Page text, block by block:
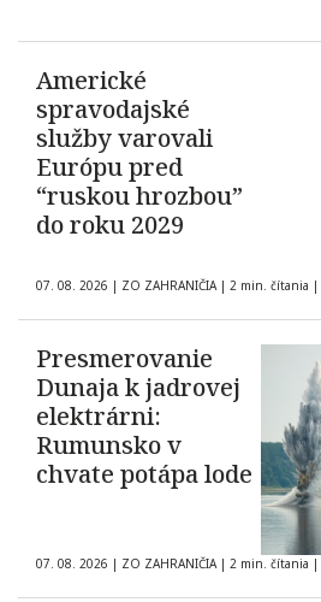
Americké
spravodajské
služby varovali
Európu pred
“ruskou hrozbou”
do roku 2029
07. 08. 2026 | ZO ZAHRANIČIA | 2 min. čítania |
Presmerovanie
Dunaja k jadrovej
elektrárni:
Rumunsko v
chvate potápa lode
07. 08. 2026 | ZO ZAHRANIČIA | 2 min. čítania |